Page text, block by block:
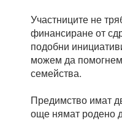
Участниците не
финансиране от
подобни
можем да
семейства.
Предимство имат
още нямат родено